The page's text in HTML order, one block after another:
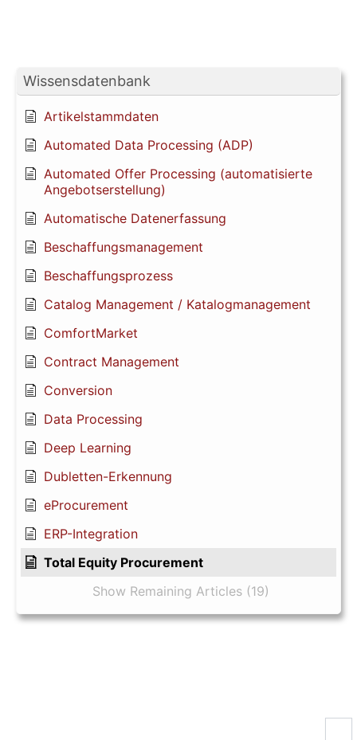
Wissensdatenbank
Artikelstammdaten
Automated Data Processing (ADP)
Automated Offer Processing (automatisierte
Angebotserstellung)
Automatische Datenerfassung
Beschaffungsmanagement
Beschaffungsprozess
Catalog Management / Katalogmanagement
ComfortMarket
Contract Management
Conversion
Data Processing
Deep Learning
Dubletten-Erkennung
eProcurement
ERP-Integration
Total Equity Procurement
Show Remaining Articles (19)